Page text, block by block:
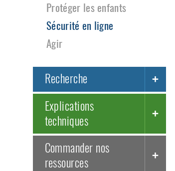
Protéger les enfants
Sécurité en ligne
Agir
Recherche
Explications
techniques
Commander nos
ressources